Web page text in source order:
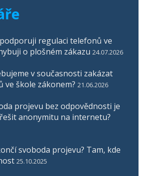
regulaci telefonů ve
o plošném zákazu 24.07.2026
v současnosti zakázat
ve škole zákonem? 21.06.2026
projevu bez odpovědnosti je
anonymitu na internetu?
svoboda projevu? Tam, kde
25.10.2025